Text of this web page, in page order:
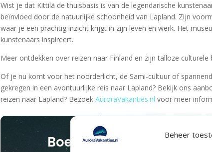
Beheer
Wist je dat Kittilä de thuisbasis is van de legendarische
beïnvloed door de natuurlijke schoonheid van Lapland. Zijn
waar je een prachtig inzicht krijgt in zijn leven en werk. Het
kunstenaars inspireert.
Meer ontdekken over reizen naar Finland en zijn talloze culturele
Of je nu komt voor het noorderlicht, de Sami-cultuur of
gekregen in een avontuurlijke reis naar Lapland? Bekijk ons
reizen naar Lapland? Bezoek AuroraVakanties.nl voor meer
Boek jouw droomreis